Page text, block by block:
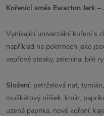
Kořenící směs Ewarton Jerk –
Vynikající univerzální koření s
například na pokrmech jako
vepřové steaky, zelenina, bílé
Složení: petrželová nať,
muškátový oříšek, kmín,
uzená paprika, nové koření,